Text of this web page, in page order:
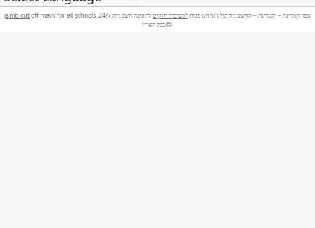
jamb cut off mark for all schools. צפון המדינה – יקטרינה – החשפניות של ג'וני חשפניותלמסיבות רווקים
להזמנה חשפניות 24/7
בכל הארץ😍.